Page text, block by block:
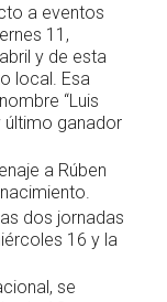
a eventos
11,
y de esta
local. Esa
“Luis
último ganador
a Rúben
dos jornadas
16 y la
se